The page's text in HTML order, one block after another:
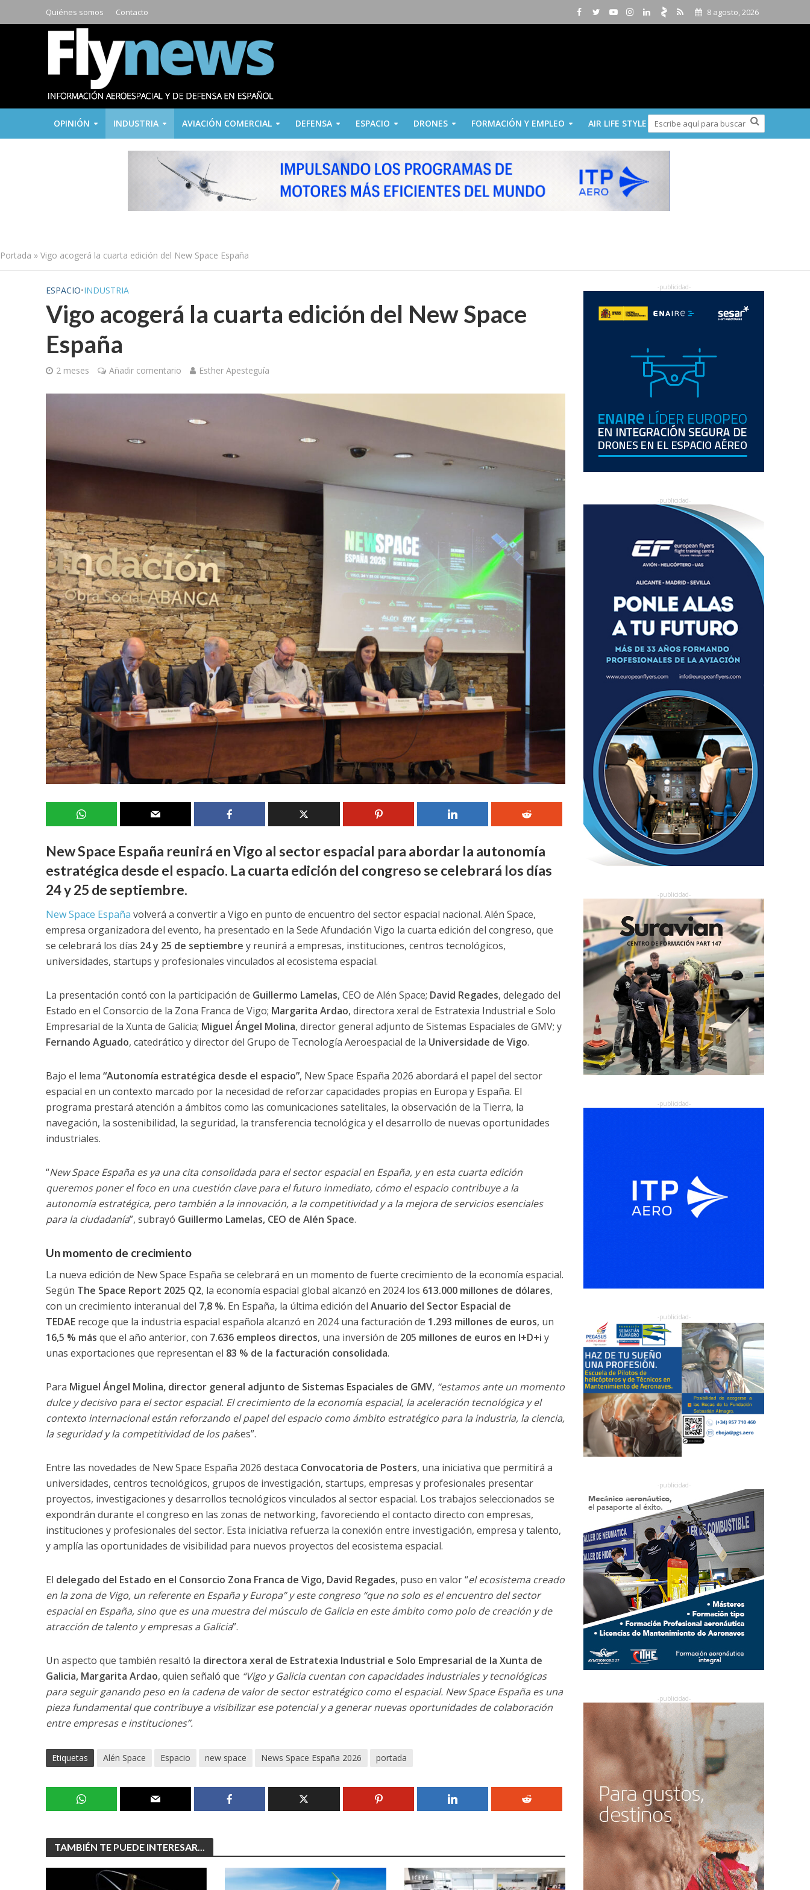
Quiénes somos Contacto 8 agosto, 2026
OPINIÓN INDUSTRIA AVIACIÓN COMERCIAL DEFENSA ESPACIO DRONES FORMACIÓN Y EMPLEO AIR LIFE STYLE
Portada » Vigo acogerá la cuarta edición del New Space España
ESPACIO•INDUSTRIA
Vigo acogerá la cuarta edición del New Space
España
2 meses Añadir comentario Esther Apesteguía
New Space España reunirá en Vigo al sector espacial para abordar la autonomía
estratégica desde el espacio. La cuarta edición del congreso se celebrará los días
24 y 25 de septiembre.
New Space España volverá a convertir a Vigo en punto de encuentro del sector espacial nacional. Alén Space,
empresa organizadora del evento, ha presentado en la Sede Afundación Vigo la cuarta edición del congreso, que
se celebrará los días 24 y 25 de septiembre y reunirá a empresas, instituciones, centros tecnológicos,
universidades, startups y profesionales vinculados al ecosistema espacial.
La presentación contó con la participación de Guillermo Lamelas, CEO de Alén Space; David Regades, delegado del
Estado en el Consorcio de la Zona Franca de Vigo; Margarita Ardao, directora xeral de Estratexia Industrial e Solo
Empresarial de la Xunta de Galicia; Miguel Ángel Molina, director general adjunto de Sistemas Espaciales de GMV; y
Fernando Aguado, catedrático y director del Grupo de Tecnología Aeroespacial de la Universidade de Vigo.
Bajo el lema “Autonomía estratégica desde el espacio”, New Space España 2026 abordará el papel del sector
espacial en un contexto marcado por la necesidad de reforzar capacidades propias en Europa y España. El
programa prestará atención a ámbitos como las comunicaciones satelitales, la observación de la Tierra, la
navegación, la sostenibilidad, la seguridad, la transferencia tecnológica y el desarrollo de nuevas oportunidades
industriales.
“New Space España es ya una cita consolidada para el sector espacial en España, y en esta cuarta edición
queremos poner el foco en una cuestión clave para el futuro inmediato, cómo el espacio contribuye a la
autonomía estratégica, pero también a la innovación, a la competitividad y a la mejora de servicios esenciales
para la ciudadanía”, subrayó Guillermo Lamelas, CEO de Alén Space.
Un momento de crecimiento
La nueva edición de New Space España se celebrará en un momento de fuerte crecimiento de la economía espacial.
Según The Space Report 2025 Q2, la economía espacial global alcanzó en 2024 los 613.000 millones de dólares,
con un crecimiento interanual del 7,8 %. En España, la última edición del Anuario del Sector Espacial de
TEDAErecoge que la industria espacial española alcanzó en 2024 una facturación de 1.293 millones de euros, un
16,5 % más que el año anterior, con 7.636 empleos directos, una inversión de 205 millones de euros en I+D+i y
unas exportaciones que representan el 83 % de la facturación consolidada.
Para Miguel Ángel Molina, director general adjunto de Sistemas Espaciales de GMV, “estamos ante un momento
dulce y decisivo para el sector espacial. El crecimiento de la economía espacial, la aceleración tecnológica y el
contexto internacional están reforzando el papel del espacio como ámbito estratégico para la industria, la ciencia,
la seguridad y la competitividad de los países”.
Entre las novedades de New Space España 2026 destaca Convocatoria de Posters, una iniciativa que permitirá a
universidades, centros tecnológicos, grupos de investigación, startups, empresas y profesionales presentar
proyectos, investigaciones y desarrollos tecnológicos vinculados al sector espacial. Los trabajos seleccionados se
expondrán durante el congreso en las zonas de networking, favoreciendo el contacto directo con empresas,
instituciones y profesionales del sector. Esta iniciativa refuerza la conexión entre investigación, empresa y talento,
y amplía las oportunidades de visibilidad para nuevos proyectos del ecosistema espacial.
El delegado del Estado en el Consorcio Zona Franca de Vigo, David Regades, puso en valor “el ecosistema creado
en la zona de Vigo, un referente en España y Europa” y este congreso “que no solo es el encuentro del sector
espacial en España, sino que es una muestra del músculo de Galicia en este ámbito como polo de creación y de
atracción de talento y empresas a Galicia”.
Un aspecto que también resaltó la directora xeral de Estratexia Industrial e Solo Empresarial de la Xunta de
Galicia, Margarita Ardao, quien señaló que “Vigo y Galicia cuentan con capacidades industriales y tecnológicas
para seguir ganando peso en la cadena de valor de sector estratégico como el espacial. New Space España es una
pieza fundamental que contribuye a visibilizar ese potencial y a generar nuevas oportunidades de colaboración
entre empresas e instituciones”.
Etiquetas Alén Space Espacio new space News Space España 2026 portada
TAMBIÉN TE PUEDE INTERESAR...